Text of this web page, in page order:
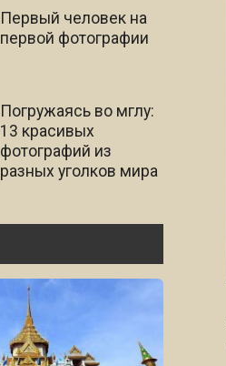
Первый человек на
первой фотографии
Погружаясь во мглу:
13 красивых
фотографий из
разных уголков мира